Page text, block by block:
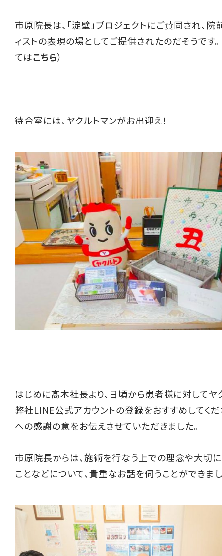
市原院長は、「淀壁」プロジェクトにご賛同され、
ィストの表現の場としてご提供されたのだそうです。
てはこちら）
待合室には、ヤクルトマンがお出迎え！
はじめに髙木社長より、日頃から患者様に対してヤ
弊社LINE公式アカウントの登録をおすすめしてくだ
への感謝の意をお伝えさせていただきました。
市原院長からは、施術を行なう上での理念や大切
ことなどについて、貴重なお話を伺うことができまし